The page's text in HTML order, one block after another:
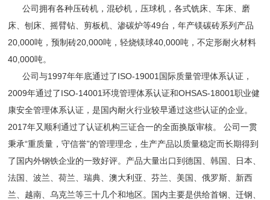
公司拥有各种压砖机，混砂机，压球机，各式铣床、车床、磨
床、刨床、摇臂钻、剪板机、渗碳炉等49台，年产镁碳砖系列产品
20,000吨，预制砖20,000吨，轻烧镁球40,000吨，不定形耐火材料
40,000吨。
公司与1997年年底通过了ISO-19001国际质量管理体系认证，
2009年通过了ISO-14001环境管理体系认证和OHSAS-18001职业健
康安全管理体系认证，是国内耐火行业较早通过这些认证的企业。
2017年又顺利通过了认证机构三证合一的全面换版审核。 公司一贯
秉承“重质量，守信誉”的管理理念，生产产品以质量稳定而长期得到
了国内外钢铁企业的一致好评。产品大量出口到德国、韩国、日本、
法国、波兰、荷兰、瑞典、澳大利亚、芬兰、美国、俄罗斯、新西
兰、越南、乌克兰等三十几个和地区。国内主要是供给首钢、迁钢、